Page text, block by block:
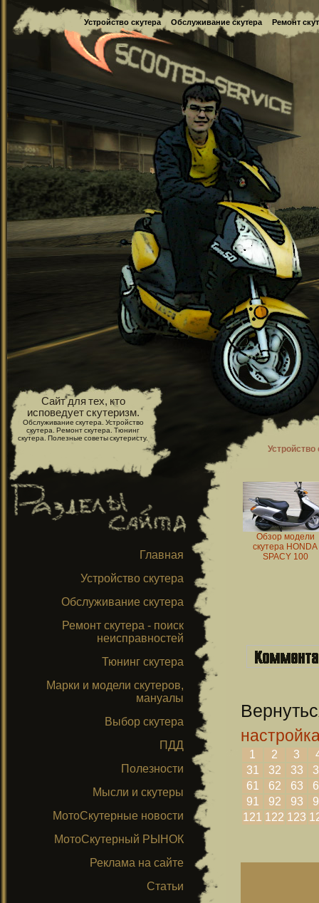
Устройство скутера Обслуживание скутера Ремонт
Сайт для тех, кто
исповедует скутеризм.
Обслуживание скутера. Устройство
скутера. Ремонт скутера. Тюнинг
скутера. Полезные советы скутеристу.
Главная
Устройство скутера
Обслуживание скутера
Ремонт скутера - поиск
неисправностей
Тюнинг скутера
Марки и модели скутеров,
мануалы
Выбор скутера
ПДД
Полезности
Мысли и скутеры
МотоСкутерные новости
МотоСкутерный РЫНОК
Реклама на сайте
Статьи
Устройство
Обзор модели
скутера HONDA
SPACY 100
1 2 3
31
32 33
61
62 63
91
92 93
121 122 123